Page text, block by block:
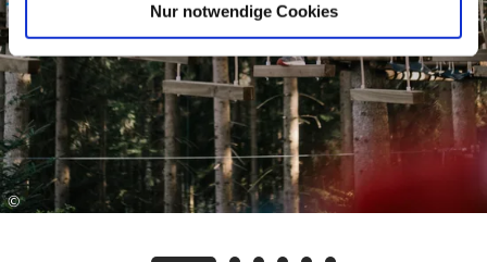
Nur notwendige Cookies
©